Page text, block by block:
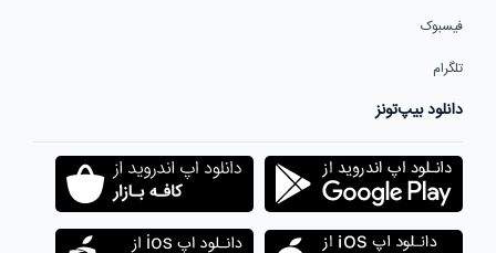
فیسبوک
تلگرام
دانلود بیپ‌تونز